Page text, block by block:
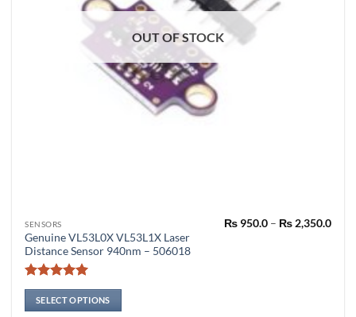
OUT OF STOCK
SENSORS
Genuine VL53L0X VL53L1X Laser
Distance Sensor 940nm – 506018
Rated5
out of 5
₨950.0 – ₨2,350.0Price
SELECT OPTIONS
This
product
has
multiple
variants.
The